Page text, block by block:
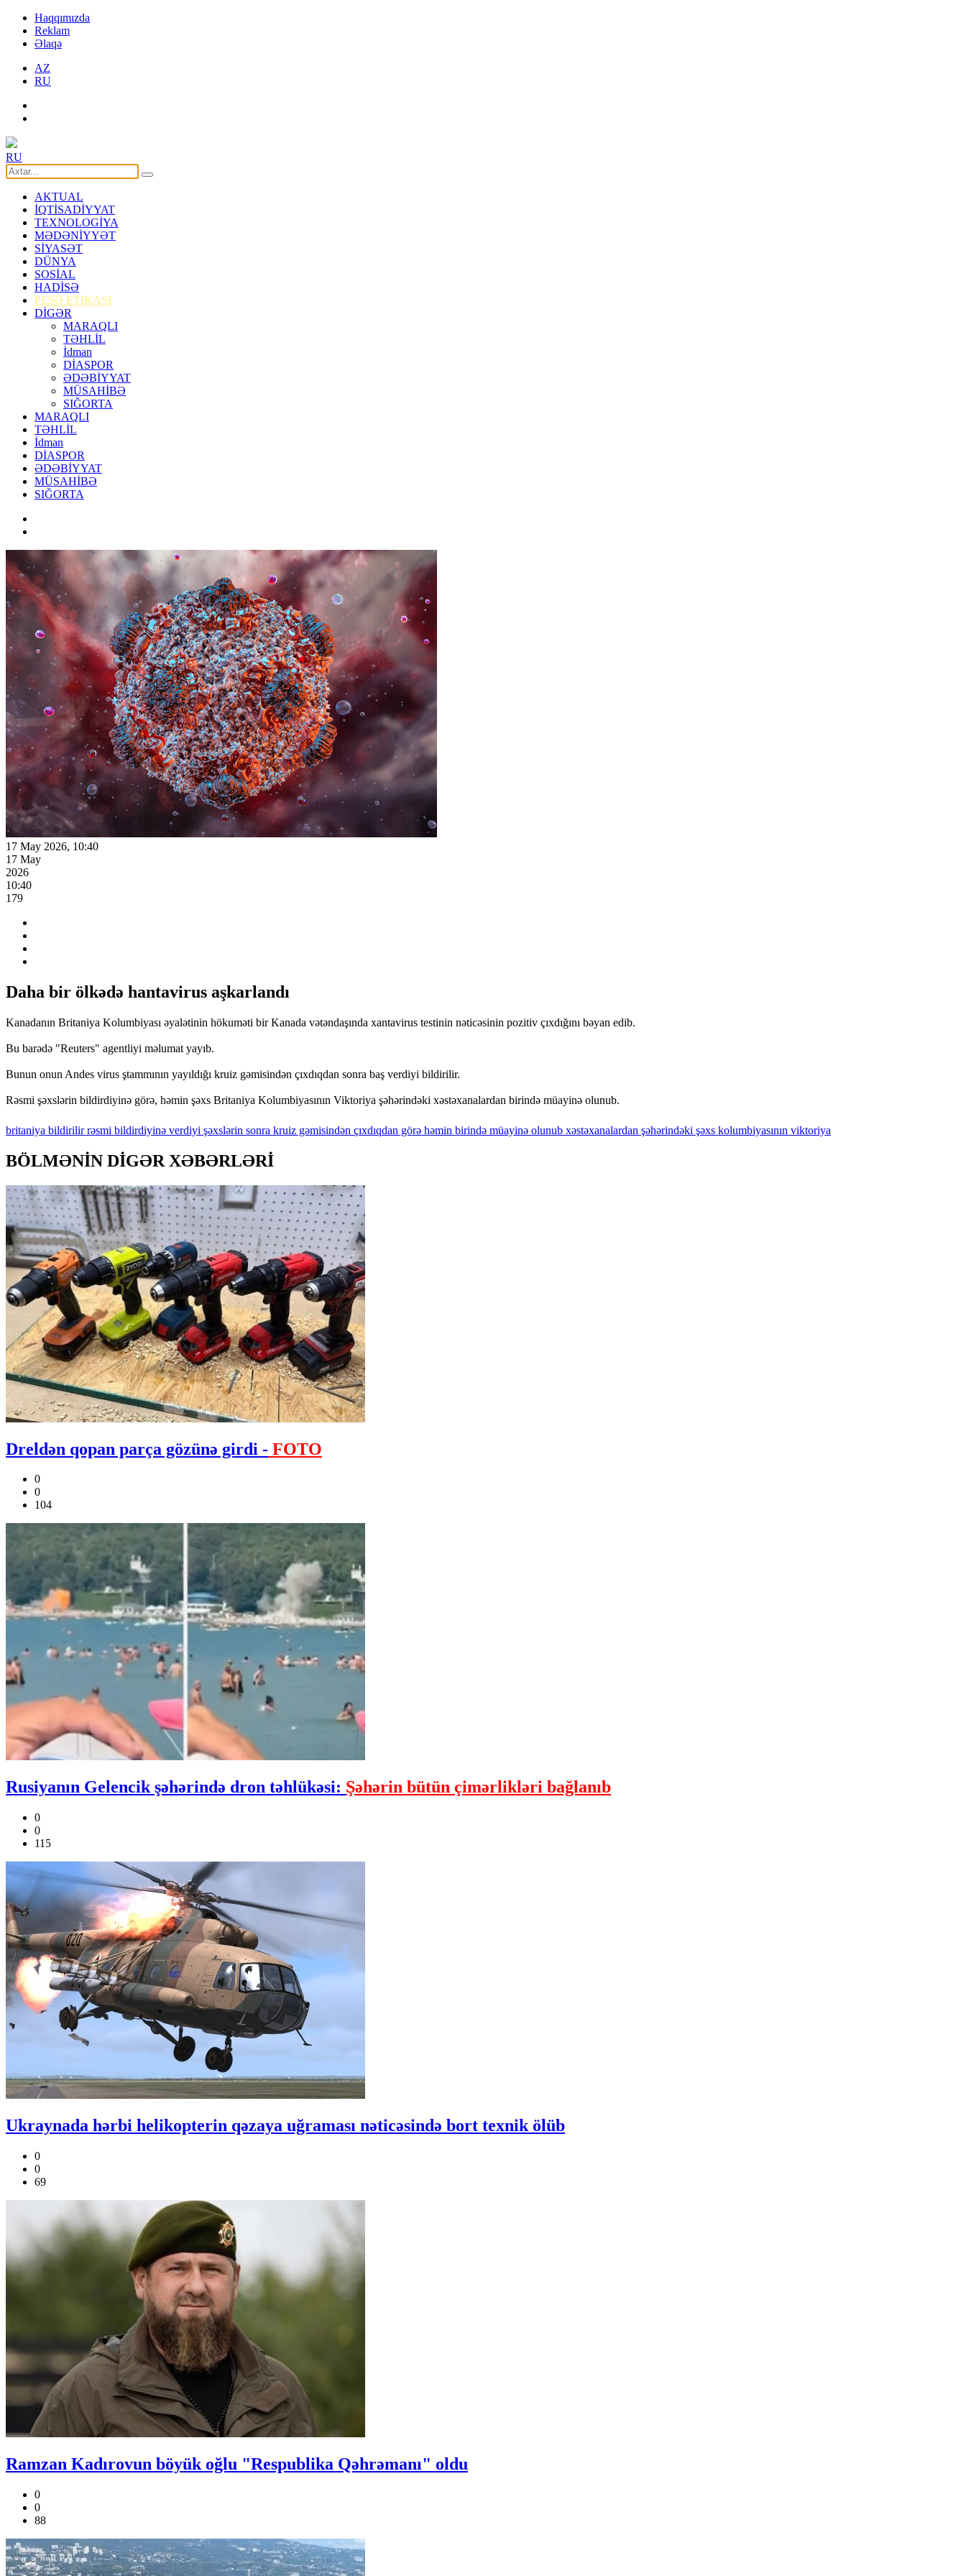
Haqqımızda
Reklam
Əlaqə
AZ
RU
RU
AKTUAL
İQTİSADİYYAT
TEXNOLOGİYA
MƏDƏNİYYƏT
SİYASƏT
DÜNYA
SOSİAL
HADİSƏ
PEŞƏ ETİKASI
DİGƏR
MARAQLI
TƏHLİL
İdman
DİASPOR
ƏDƏBİYYAT
MÜSAHİBƏ
SIĞORTA
MARAQLI
TƏHLİL
İdman
DİASPOR
ƏDƏBİYYAT
MÜSAHİBƏ
SIĞORTA
17 May 2026, 10:40
17 May
2026
10:40
179
Daha bir ölkədə hantavirus aşkarlandı
Kanadanın Britaniya Kolumbiyası əyalətinin hökuməti bir Kanada vətəndaşında xantavirus testinin nəticəsinin pozitiv çıxdığını bəyan edib.
Bu barədə "Reuters" agentliyi məlumat yayıb.
Bunun onun Andes virus ştammının yayıldığı kruiz gəmisindən çıxdıqdan sonra baş verdiyi bildirilir.
Rəsmi şəxslərin bildirdiyinə görə, həmin şəxs Britaniya Kolumbiyasının Viktoriya şəhərindəki xəstəxanalardan birində müayinə olunub.
britaniya bildirilirrəsmi bildirdiyinə verdiyi şəxslərin sonra kruiz gəmisindən çıxdıqdan görə həmin birində müayinə olunub xəstəxanalardan şəhərindəki şəxs kolumbiyasının viktoriya
BÖLMƏNİN DİGƏR XƏBƏRLƏRİ
Dreldən qopan parça gözünə girdi - FOTO
0
0
104
Rusiyanın Gelencik şəhərində dron təhlükəsi: Şəhərin bütün çimərlikləri bağlanıb
0
0
115
Ukraynada hərbi helikopterin qəzaya uğraması nəticəsində bort texnik ölüb
0
0
69
Ramzan Kadırovun böyük oğlu "Respublika Qəhrəmanı" oldu
0
0
88